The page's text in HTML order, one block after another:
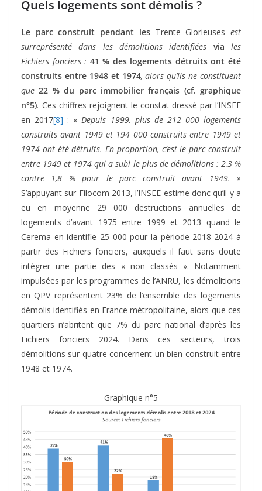
Quels logements sont démolis ?
Le parc construit pendant les Trente Glorieuses est
surreprésenté dans les démolitions identifiées via
les
Fichiers fonciers : 41 % des logements détruits ont été
construits entre 1948 et 1974, alors qu’ils ne constituent
que22 % du parc immobilier français (cf. graphique
n°5). Ces chiffres rejoignent le constat dressé par l’INSEE
en 2017[8] : «Depuis 1999, plus de 212 000 logements
construits avant 1949 et 194 000 construits entre 1949 et
1974 ont été détruits. En proportion, c’est le parc construit
entre 1949 et 1974 qui a subi le plus de démolitions : 2,3 %
contre 1,8 % pour le parc construit avant 1949. »
S’appuyant sur Filocom 2013, l’INSEE estime donc qu’il y a
eu en moyenne 29 000 destructions annuelles de
logements d’avant 1975 entre 1999 et 2013 quand le
Cerema en identifie 25 000 pour la période 2018-2024 à
partir des Fichiers fonciers, auxquels il faut sans doute
intégrer une partie des « non classés ». Notamment
impulsées par les programmes de l’ANRU, les démolitions
en QPV représentent 23% de l’ensemble des logements
démolis identifiés en France métropolitaine, alors que ces
quartiers n’abritent que 7% du parc national d’après les
Fichiers fonciers 2024. Dans ces secteurs, trois
démolitions sur quatre concernent un bien construit entre
1948 et 1974.
Graphique n°5